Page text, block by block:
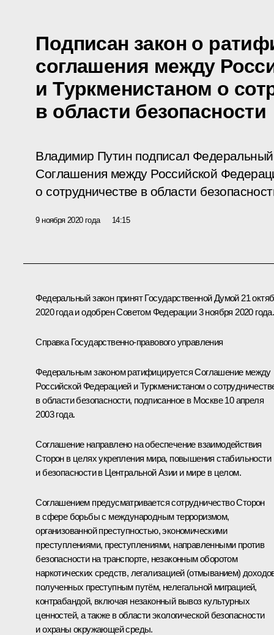
Подписан закон о
соглашения между
и Туркменистаном о
в области безопасности
Владимир Путин подписал
Соглашения между Российской
о сотрудничестве в области
9 ноября 2020 года 14:15
Федеральный закон принят Государственной Думой 21
2020 года и одобрен Советом Федерации 3 ноября 2020 года.
Справка Государственно-правового управления
Федеральным законом ратифицируется Соглашение между
Российской Федерацией и Туркменистаном о
в области безопасности, подписанное в Москве 10 апреля
2003 года.
Соглашение направлено на обеспечение взаимодействия
Сторон в целях укрепления мира, повышения стабильности
и безопасности в Центральной Азии и мире в целом.
Соглашением предусматривается сотрудничество Сторон
в сфере борьбы с международным терроризмом,
организованной преступностью, экономическими
преступлениями, преступлениями, направленными против
безопасности на транспорте, незаконным оборотом
наркотических средств, легализацией (отмыванием)
полученных преступным путём, нелегальной миграцией,
контрабандой, включая незаконный вывоз культурных
ценностей, а также в области экологической безопасности
и охраны окружающей среды.